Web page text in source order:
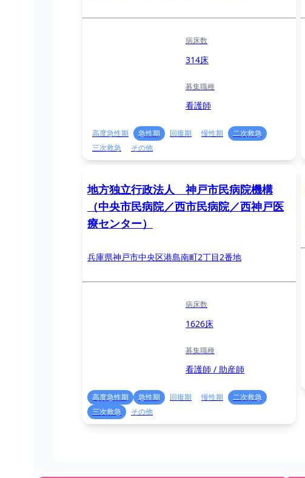
病床数
314床
募集職種
看護師
高度急性期 急性期 回復期 慢性期
二次救急
三次救急
その他
地方独立行政法人 神戸市民病院機構
（中央市民病院／西市民病院／西神戸医
療センター）
兵庫県神戸市中央区港島南町2丁目2番地
病床数
1626床
募集職種
看護師 / 助産師
高度急性期 急性期 回復期 慢性期
二次救急
三次救急
その他